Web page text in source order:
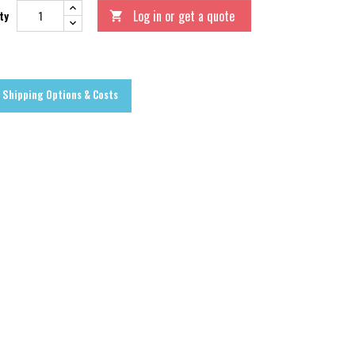
 Log in or get a quote
Shipping Options & Costs